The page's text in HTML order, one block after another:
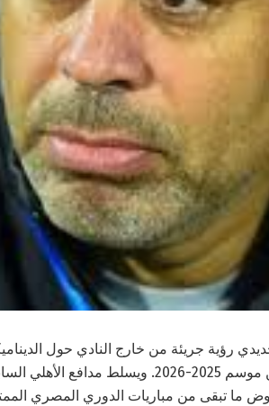
رؤية جريئة من خارج النادي حول
النادي مرحلة حاسمة من موسم 2025-2026.
ما تبقى من مباريات الدوري المصري